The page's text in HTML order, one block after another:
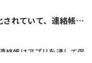
れていて、連絡帳は
絡帳はアプリを通して保